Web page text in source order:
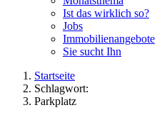
Ist das wirklich so?
Jobs
Immobilienangebote
Sie sucht Ihn
Startseite
Schlagwort:
Parkplatz